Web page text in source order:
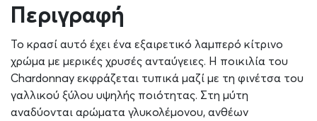
Περιγραφή
Το κρασί αυτό έχει ένα εξαιρετικό λαμπερό κίτρινο
χρώμα με μερικές χρυσές ανταύγειες. Η ποικιλία του
Chardonnay εκφράζεται τυπικά μαζί με τη φινέτσα του
γαλλικού ξύλου υψηλής ποιότητας. Στη μύτη
αναδύονται αρώματα γλυκολέμονου, ανθέων